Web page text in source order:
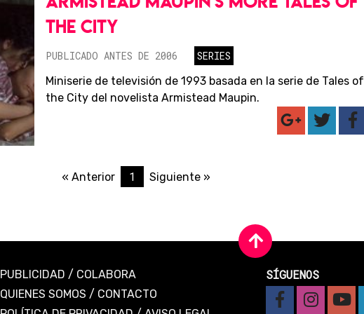
THE CITY
PUBLICADO ANTES DE 2006
SERIES
Miniserie de televisión de 1993 basada en la serie de Tales of
the City del novelista Armistead Maupin.
« Anterior 1 Siguiente »
PUBLICIDAD / COLABORA
QUIENES SOMOS / CONTACTO
SÍGUENOS